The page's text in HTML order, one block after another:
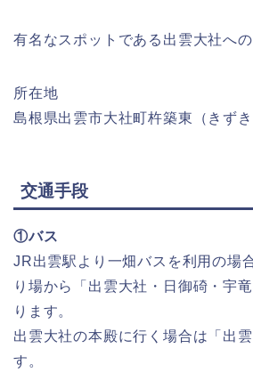
有名なスポットである出雲大社へ
所在地
島根県出雲市大社町杵築東（きず
交通手段
①バス
JR出雲駅より一畑バスを利用の場
り場から「出雲大社・日御碕・宇
ります。
出雲大社の本殿に行く場合は「出
す。